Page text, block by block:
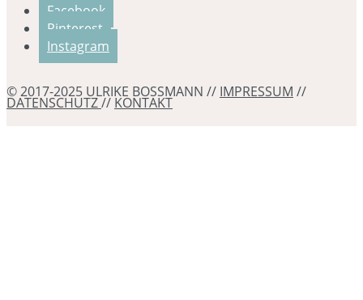
Facebook
Pinterest
Instagram
© 2017-2025 ULRIKE BOSSMANN // IMPRESSUM //
DATENSCHUTZ//KONTAKT